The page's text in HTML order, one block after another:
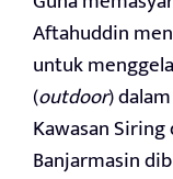
Aftahuddin
untuk
(outdoor)
Kawasan Siring
Banjarmasin